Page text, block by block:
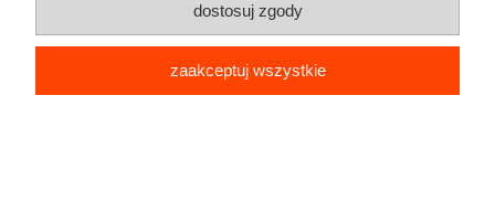
dostosuj zgody
zaakceptuj wszystkie